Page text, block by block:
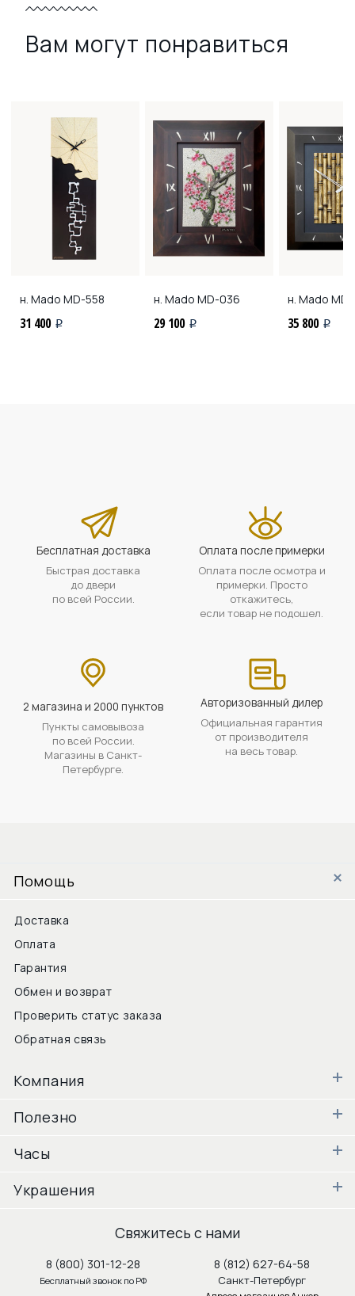
Вам могут понравиться
н. Mado MD-558
31 400 i
н. Mado MD-036
29 100 i
н. Mado
35 800 i
Бесплатная доставка
Быстрая доставка
до двери
по всей России.
Оплата после примерки
Оплата после осмотра и
примерки. Просто
откажитесь,
если товар не подошел.
2 магазина и 2000 пунктов
Пункты самовывоза
по всей России.
Магазины в Санкт-
Петербурге.
Авторизованный дилер
Официальная гарантия
от производителя
на весь товар.
Помощь
Доставка
Оплата
Гарантия
Обмен и возврат
Проверить статус заказа
Обратная связь
Компания
Полезно
Часы
Украшения
Свяжитесь с нами
8 (800) 301-12-28
Бесплатный звонок по РФ
8 (812) 627-64-58
Санкт-Петербург